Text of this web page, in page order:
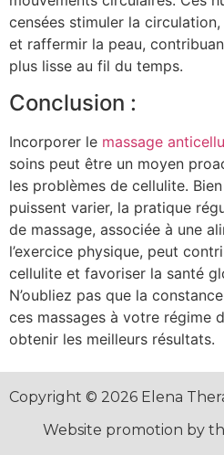
censées stimuler la
et raffermir la peau,
plus lisse au fil du temps.
Conclusion :
Incorporer le massage
soins peut être un moyen
les problèmes de cellulite.
puissent varier, la pratique
de massage, associée à une
l’exercice physique, peut
cellulite et favoriser la santé
N’oubliez pas que la
ces massages à votre régime
obtenir les meilleurs résultats.
Copyright © 2026 Elena
Website promotion by